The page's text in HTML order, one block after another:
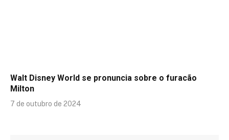
Walt Disney World se pronuncia sobre o furacão
Milton
7 de outubro de 2024